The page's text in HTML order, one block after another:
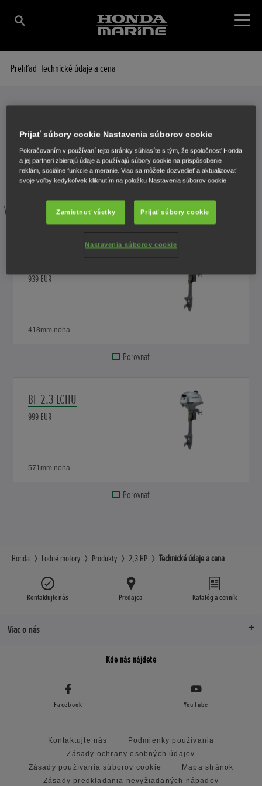
Prehľad Technické údaje a cena
Technické údaje a cena
PODROBNÝ POHĽAD NA VÁŠ MOTOR
Vyberte motor, pre ktorý chcete zobraziť podrobné technické údaje.
939 EUR
418mm noha
Porovnať
BF 2.3 LCHU
999 EUR
571mm noha
Porovnať
Honda Lodné motory Produkty 2,3 HP Technické údaje a cena
Kontaktujte nás Predajca Katalóg a cenník
Viac o nás
Kde nás nájdete
Facebook YouTube
Kontaktujte nás
Podmienky používania
Zásady ochrany osobných údajov
Zásady používania súborov cookie
Mapa stránok
Zásady predkladania nevyžiadaných nápadov
Prijať súbory cookie Nastavenia súborov cookie
Pokračovaním v používaní tejto stránky súhlasíte s tým, že spoločnosť Honda
a jej partneri zbierajú údaje a používajú súbory cookie na prispôsobenie
reklám, sociálne funkcie a meranie. Viac sa môžete dozvedieť a aktualizovať
svoje voľby kedykoľvek kliknutím na položku Nastavenia súborov cookie.
Zamietnuť všetky Prijať súbory cookie
Nastavenia súborov cookie